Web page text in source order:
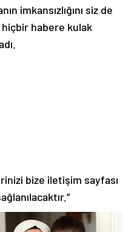
imkansızlığını siz de
hiçbir habere kulak
bize iletişim sayfası